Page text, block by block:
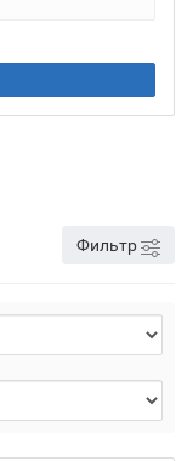
Фильтр